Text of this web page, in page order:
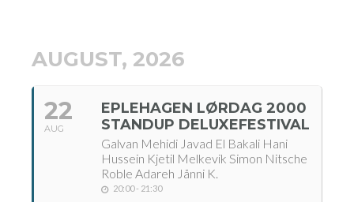
AUGUST, 2026
22
AUG
EPLEHAGEN LØRDAG 2000
STANDUP DELUXEFESTIVAL
Galvan Mehidi Javad El Bakali Hani
Hussein Kjetil Melkevik Simon Nitsche
Roble Adareh Jånni K.
20:00 - 21:30